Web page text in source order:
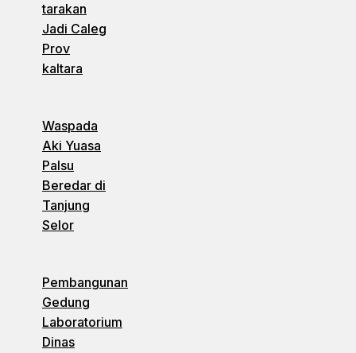
tarakan
Jadi Caleg
Prov
kaltara
Waspada
Aki Yuasa
Palsu
Beredar di
Tanjung
Selor
Pembangunan
Gedung
Laboratorium
Dinas